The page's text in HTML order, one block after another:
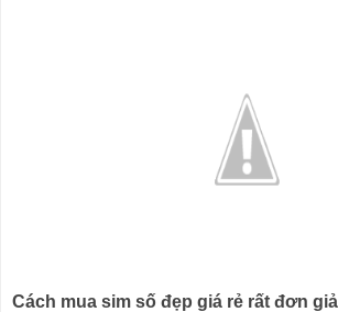
Cách mua sim số đẹp giá rẻ rất đơn